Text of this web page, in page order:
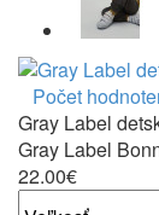
Počet
Gray Label
Gray Label
22.00€